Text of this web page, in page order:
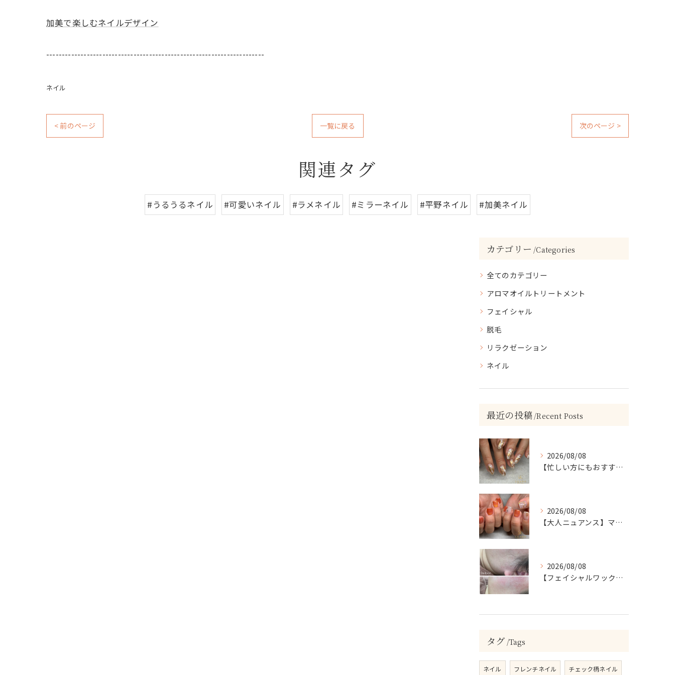
加美で楽しむネイルデザイン
----------------------------------------------------------------------
ネイル
< 前のページ 一覧に戻る 次のページ >
関連タグ
#うるうるネイル #可愛いネイル #ラメネイル #ミラーネイル #平野ネイル #加美ネイル
カテゴリー Categories
全てのカテゴリー
アロマオイルトリートメント
フェイシャル
脱毛
リラクゼーション
ネイル
最近の投稿 Recent Posts
2026/08/08
【忙しい方にもおすすめ】ゴールド＆ホワイトの大人ニュアンスホイルネイル
2026/08/08
【大人ニュアンス】マグネット×ぷっくりミラーのニュアンスデザイン
2026/08/08
【フェイシャルワックスで、毛質にも変化が…🤍】
タグ Tags
ネイル フレンチネイル チェック柄ネイル